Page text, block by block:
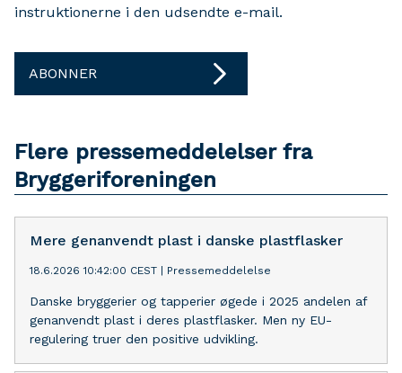
instruktionerne i den udsendte e-mail.
ABONNER
Flere pressemeddelelser fra
Bryggeriforeningen
Mere genanvendt plast i danske plastflasker
18.6.2026 10:42:00 CEST Pressemeddelelse
Danske bryggerier og tapperier øgede i 2025 andelen af
genanvendt plast i deres plastflasker. Men ny EU-
regulering truer den positive udvikling.